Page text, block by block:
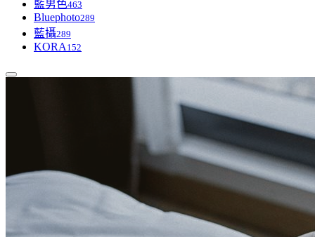
藍男色463
Bluephoto289
藍攝289
KORA 152